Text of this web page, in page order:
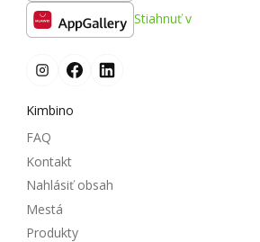
Stiahnuť v
Kimbino
FAQ
Kontakt
Nahlásiť obsah
Mestá
Produkty